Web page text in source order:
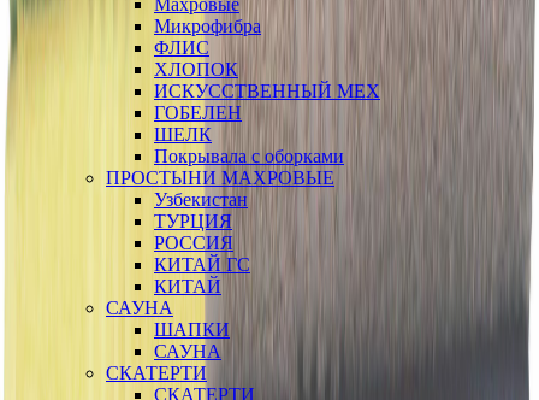
Махровые
Микрофибра
ФЛИС
ХЛОПОК
ИСКУССТВЕННЫЙ МЕХ
ГОБЕЛЕН
ШЕЛК
Покрывала с оборками
ПРОСТЫНИ МАХРОВЫЕ
Узбекистан
ТУРЦИЯ
РОССИЯ
КИТАЙ ГС
КИТАЙ
САУНА
ШАПКИ
САУНА
СКАТЕРТИ
СКАТЕРТИ